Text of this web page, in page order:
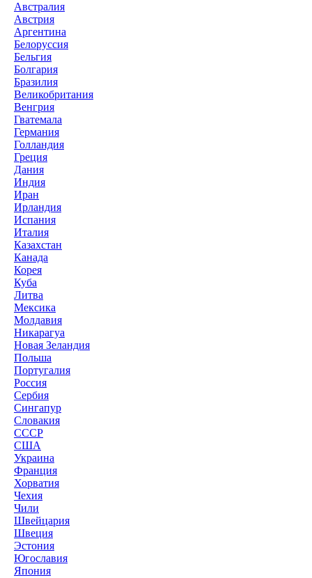
Австралия
Австрия
Аргентина
Белоруссия
Бельгия
Болгария
Бразилия
Великобритания
Венгрия
Гватемала
Германия
Голландия
Греция
Дания
Индия
Иран
Ирландия
Испания
Италия
Казахстан
Канада
Корея
Куба
Литва
Мексика
Молдавия
Никарагуа
Новая Зеландия
Польша
Португалия
Россия
Сербия
Сингапур
Словакия
СССР
США
Украина
Франция
Хорватия
Чехия
Чили
Швейцария
Швеция
Эстония
Югославия
Япония